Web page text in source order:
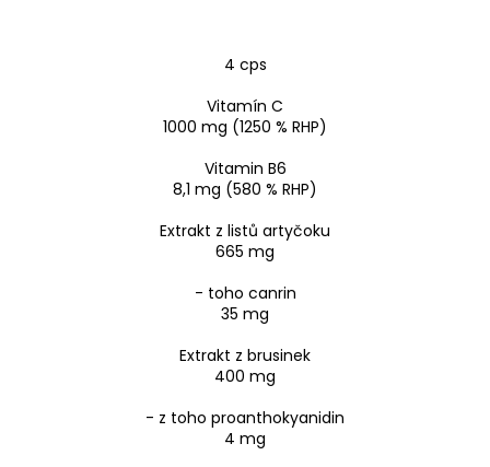
4 cps
Vitamín C
1000 mg (1250 % RHP)
Vitamin B6
8,1 mg (580 % RHP)
Extrakt z listů artyčoku
665 mg
- toho canrin
35 mg
Extrakt z brusinek
400 mg
- z toho proanthokyanidin
4 mg